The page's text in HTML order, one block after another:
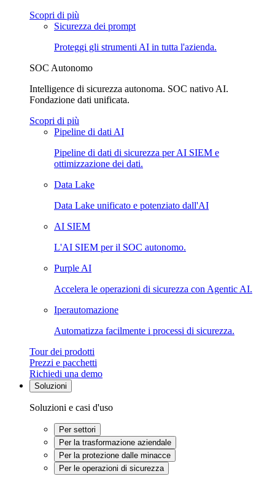
Scopri di più
Sicurezza dei prompt
Proteggi gli strumenti AI in tutta l'azienda.
SOC Autonomo
Intelligence di sicurezza autonoma. SOC nativo AI.
Fondazione dati unificata.
Scopri di più
Pipeline di dati AI
Pipeline di dati di sicurezza per AI SIEM e
ottimizzazione dei dati.
Data Lake
Data Lake unificato e potenziato dall'AI
AI SIEM
L'AI SIEM per il SOC autonomo.
Purple AI
Accelera le operazioni di sicurezza con Agentic AI.
Iperautomazione
Automatizza facilmente i processi di sicurezza.
Tour dei prodotti
Prezzi e pacchetti
Richiedi una demo
Soluzioni
Soluzioni e casi d'uso
Per settori
Per la trasformazione aziendale
Per la protezione dalle minacce
Per le operazioni di sicurezza